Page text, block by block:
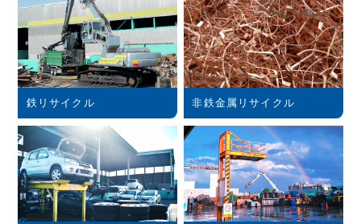
鉄リサイクル 非鉄金属リサイクル